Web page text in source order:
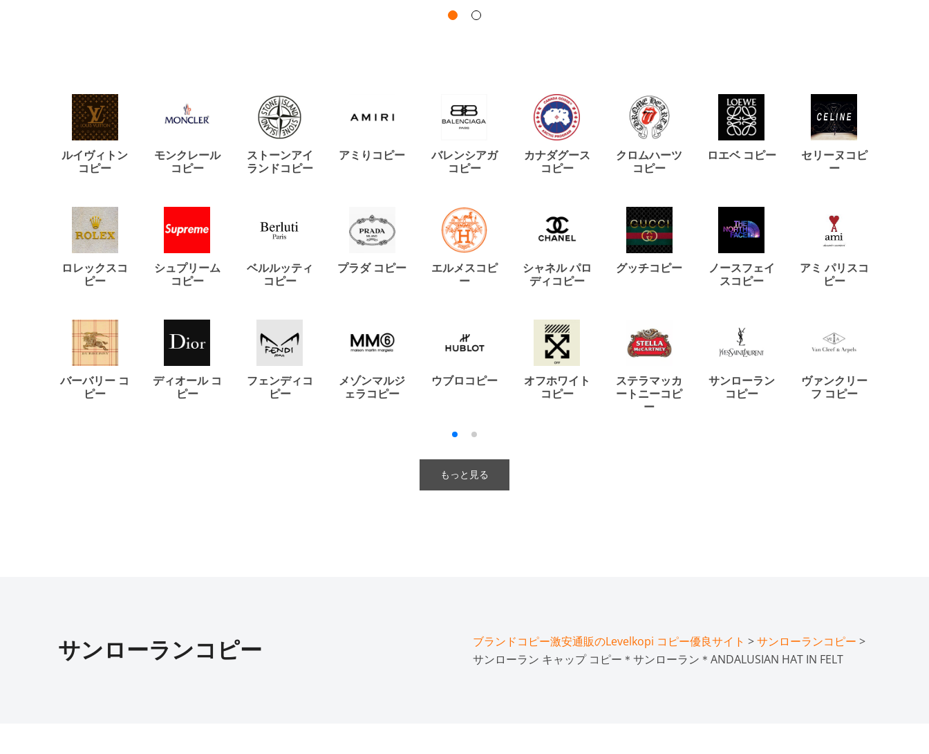
ルイヴィトン
コピー
モンクレール
コピー
ストーンアイ
ランドコピー
アミりコピー
バレンシアガ
コピー
カナダグース
コピー
クロムハーツ
コピー
ロエベ コピー
セリーヌコピ
ー
ロレックスコ
ピー
シュプリーム
コピー
ベルルッティ
コピー
プラダ コピー
エルメスコピ
ー
シャネル パロ
ディコピー
グッチコピー
ノースフェイ
スコピー
アミ パリスコ
ピー
バーバリー コ
ピー
ディオール コ
ピー
フェンディコ
ピー
メゾンマルジ
ェラコピー
ウブロコピー
オフホワイト
コピー
ステラマッカ
ートニーコピ
ー
サンローラン
コピー
ヴァンクリー
フ コピー
もっと見る
サンローランコピー ブランドコピー激安通販のLevelkopi コピー優良サイト >サンローランコピー >
サンローラン キャップ コピー＊サンローラン＊ANDALUSIAN HAT IN FELT